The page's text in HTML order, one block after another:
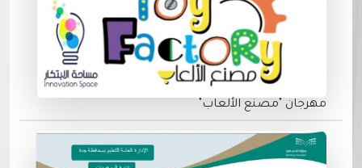
مهرجان "مصنع الألعاب"